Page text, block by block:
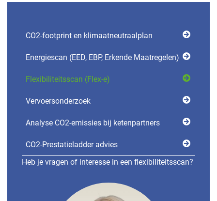
CO2-footprint en klimaatneutraalplan
Energiescan (EED, EBP, Erkende Maatregelen)
Flexibili­teits­scan (Flex-e)
Vervoersonderzoek
Analyse CO2-emissies bij ketenpartners
CO2-Prestatieladder advies
Heb je vragen of interesse in een flexibiliteitsscan?